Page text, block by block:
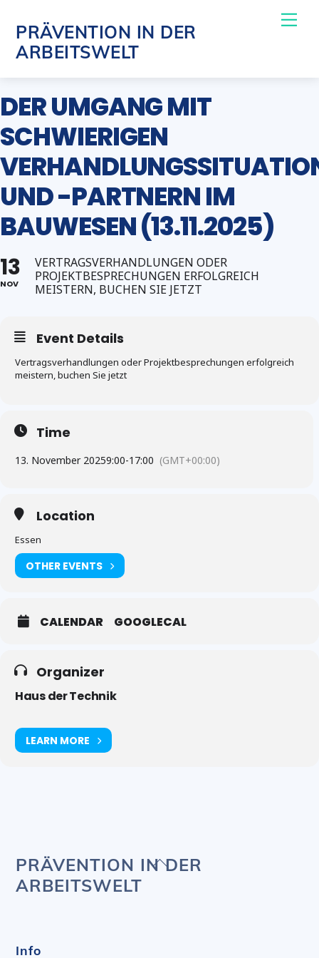
content
PRÄVENTION IN DER
ARBEITSWELT
DER UMGANG MIT
SCHWIERIGEN
UND -PARTNERN IM
BAUWESEN (13.11.2025)
13
NOV
VERTRAGSVERHANDLUNGEN ODER
PROJEKTBESPRECHUNGEN ERFOLGREICH
MEISTERN, BUCHEN SIE JETZT
Event Details
Vertragsverhandlungen oder Projektbesprechungen erfolgreich
meistern, buchen Sie jetzt
Time
13. November 20259:00-17:00 (GMT+00:00)
Location
Essen
OTHER EVENTS
CALENDAR GOOGLECAL
Organizer
Haus der Technik
LEARN MORE
Back
PRÄVENTION IN DER
ARBEITSWELT
Info